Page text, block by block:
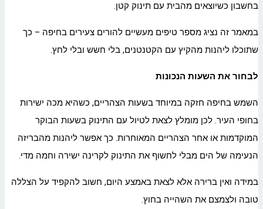
בחשבון כשיוצאים מהבית עם תינוק קטן.
במאמר זה נציג מספר טיפים מעשיים להורים צעירים בחיפה – כך
שתוכלו ליהנות מהקיץ עם הקטנטנים, בלי חשש ובלי לחץ.
לבחור את השעות הנכונות
השמש בחיפה חזקה במיוחד בשעות הצהריים, כשהיא מכה ישירות
בחופי העיר. לכן מומלץ לצאת לטיול עם התינוק בשעות הבוקר
המוקדמות או אחר הצהריים המאוחרות. כך אפשר ליהנות מהבריזה
הנעימה של הים מבלי לחשוף את התינוק לקרינה ישירה וחמה מדי.
במידה ואין ברירה אלא לצאת באמצע היום, חשוב להקפיד על הצללה
טובה ולצמצם את השהייה בחוץ.